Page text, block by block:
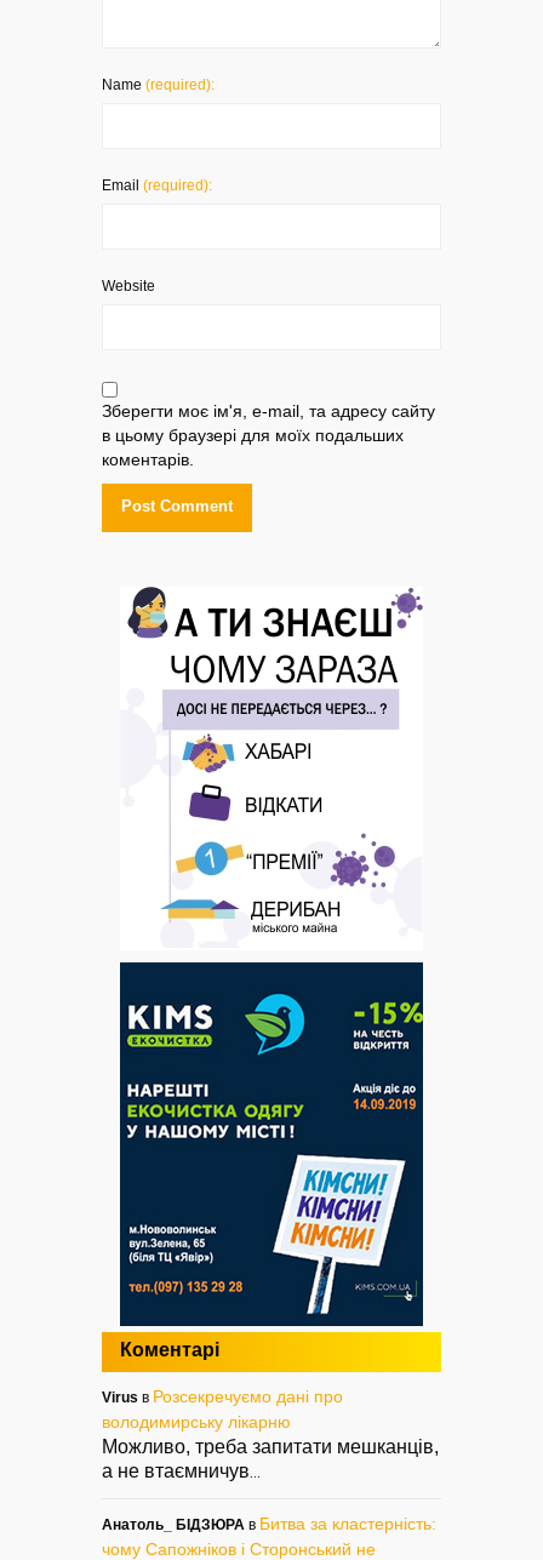
Name (required):
Email (required):
Website
Зберегти моє ім'я, e-mail, та адресу сайту
в цьому браузері для моїх подальших
коментарів.
Коментарі
Virus в Розсекречуємо дані про
володимирську лікарню
Можливо, треба запитати мешканців,
а не втаємничув
Анатоль_ БІДЗЮРА в Битва за кластерність:
чому Сапожніков і Сторонський не